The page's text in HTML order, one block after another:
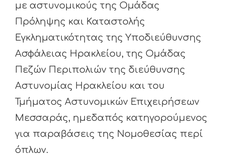
με αστυνομικούς της Ομάδας
Πρόληψης και Καταστολής
Εγκληματικότητας της Υποδιεύθυνσης
Ασφάλειας Ηρακλείου, της Ομάδας
Πεζών Περιπολιών της διεύθυνσης
Αστυνομίας Ηρακλείου και του
Τμήματος Αστυνομικών Επιχειρήσεων
Μεσσαράς, ημεδαπός κατηγορούμενος
για παραβάσεις της Νομοθεσίας περί
όπλων.